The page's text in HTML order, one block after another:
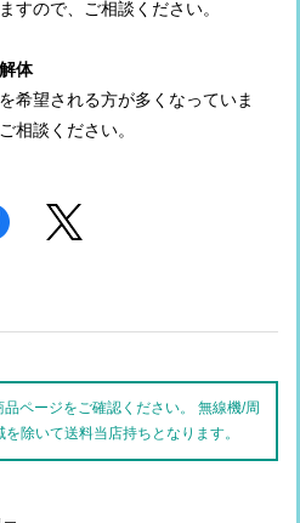
すので、ご相談ください。
体
希望される方が多くなっていま
相談ください。
ページをご確認ください。 無線機/周
除いて送料当店持ちとなります。